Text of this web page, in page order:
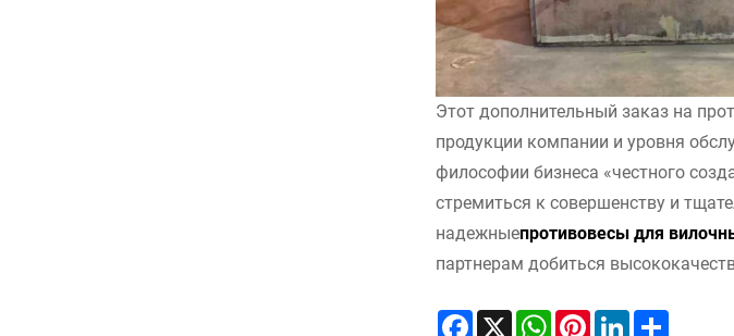
Этот дополнительный заказ на
продукции компании и уровня
философии бизнеса «честного
стремиться к совершенству и
надежныепротивовесы для
партнерам добиться
Facebook
X WhatsAppPinterestLinkedIn